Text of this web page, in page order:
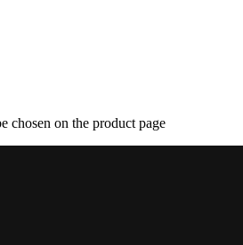
chosen on the product page